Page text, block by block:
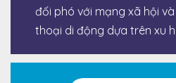
đối phó với mạng xã hội
thoại di động dựa trên xu